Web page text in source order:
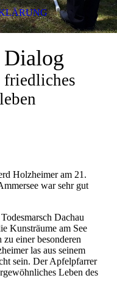
Dialog
Holzheimer am 21.
war sehr gut
Dachau
Kunsträume am See
einer besonderen
las aus seinem
sein. Der Apfelpfarrer
Leben des